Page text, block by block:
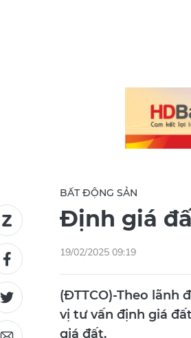
BẤT ĐỘNG SẢN
Định giá
19/02/2025 09:19
(ĐTTCO)-Theo lãnh
vị tư vấn định giá
giá đất.